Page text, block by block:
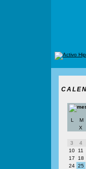
L
M
X
3
4
10
11
17
18
24 25